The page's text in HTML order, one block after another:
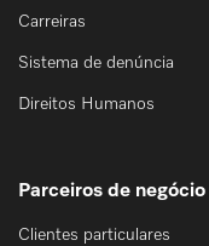
Carreiras
Sistema de denúncia
Direitos Humanos
Parceiros de negócio
Clientes particulares